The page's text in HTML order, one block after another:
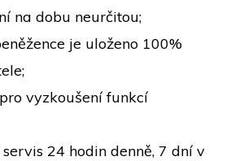
na dobu neurčitou;
je uloženo 100%
vyzkoušení funkcí
24 hodin denně, 7 dní v